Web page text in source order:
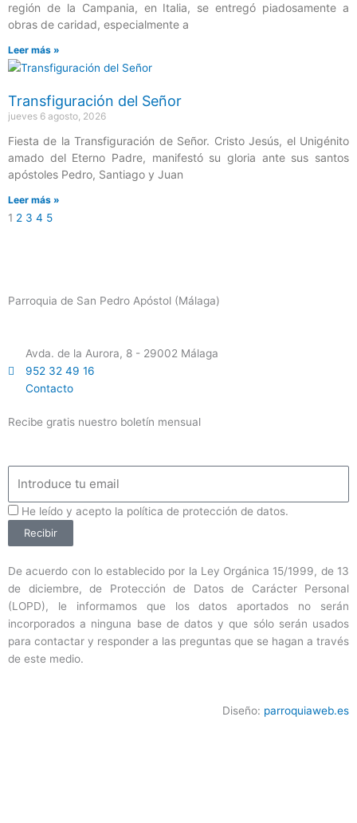
región de la Campania, en Italia, se entregó piadosamente a
obras de caridad, especialmente a
Leer más »
Transfiguración del Señor
jueves 6 agosto, 2026
Fiesta de la Transfiguración de Señor. Cristo Jesús, el Unigénito
amado del Eterno Padre, manifestó su gloria ante sus santos
apóstoles Pedro, Santiago y Juan
Leer más »
1 2 3 4 5
Parroquia de San Pedro Apóstol (Málaga)
Avda. de la Aurora, 8 - 29002 Málaga
952 32 49 16
Contacto
Recibe gratis nuestro boletín mensual
ProteccionDatos
He leído y acepto la política de protección de datos.
Recibir
De acuerdo con lo establecido por la Ley Orgánica 15/1999, de 13
de diciembre, de Protección de Datos de Carácter Personal
(LOPD), le informamos que los datos aportados no serán
incorporados a ninguna base de datos y que sólo serán usados
para contactar y responder a las preguntas que se hagan a través
de este medio.
Diseño: parroquiaweb.es